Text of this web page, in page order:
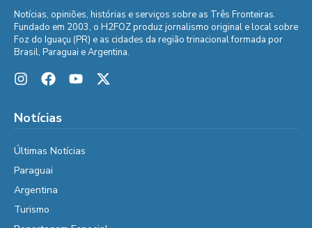
Notícias, opiniões, histórias e serviços sobre as Três Fronteiras.
Fundado em 2003, o H2FOZ produz jornalismo original e local sobre
Foz do Iguaçu (PR) e as cidades da região trinacional formada por
Brasil, Paraguai e Argentina.
Notícias
Últimas Notícias
Paraguai
Argentina
Turismo